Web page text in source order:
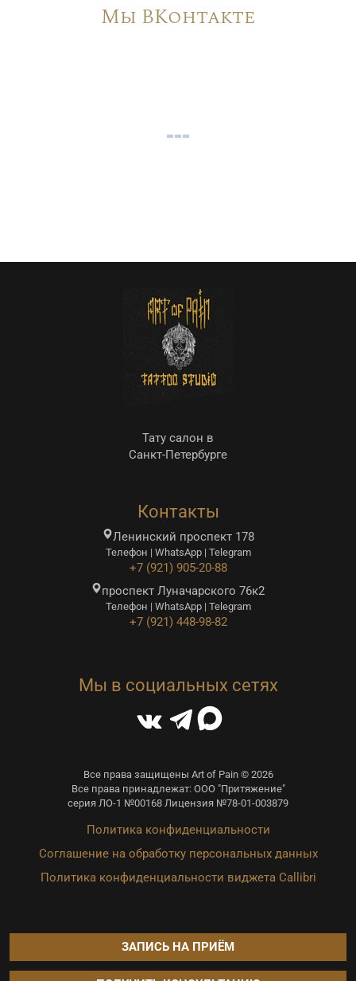
Мы ВКонтакте
Тату салон в
Санкт-Петербурге
Контакты
Ленинский проспект 178
Телефон | WhatsApp | Telegram
+7 (921) 905-20-88
проспект Луначарского 76к2
Телефон | WhatsApp | Telegram
+7 (921) 448-98-82
Мы в социальных сетях
Все права защищены Art of Pain © 2026
Все права принадлежат: ООО "Притяжение"
серия ЛО-1 №00168 Лицензия №78-01-003879
Политика конфиденциальности
Соглашение на обработку персональных данных
Политика конфиденциальности виджета Callibri
ЗАПИСЬ НА ПРИЁМ